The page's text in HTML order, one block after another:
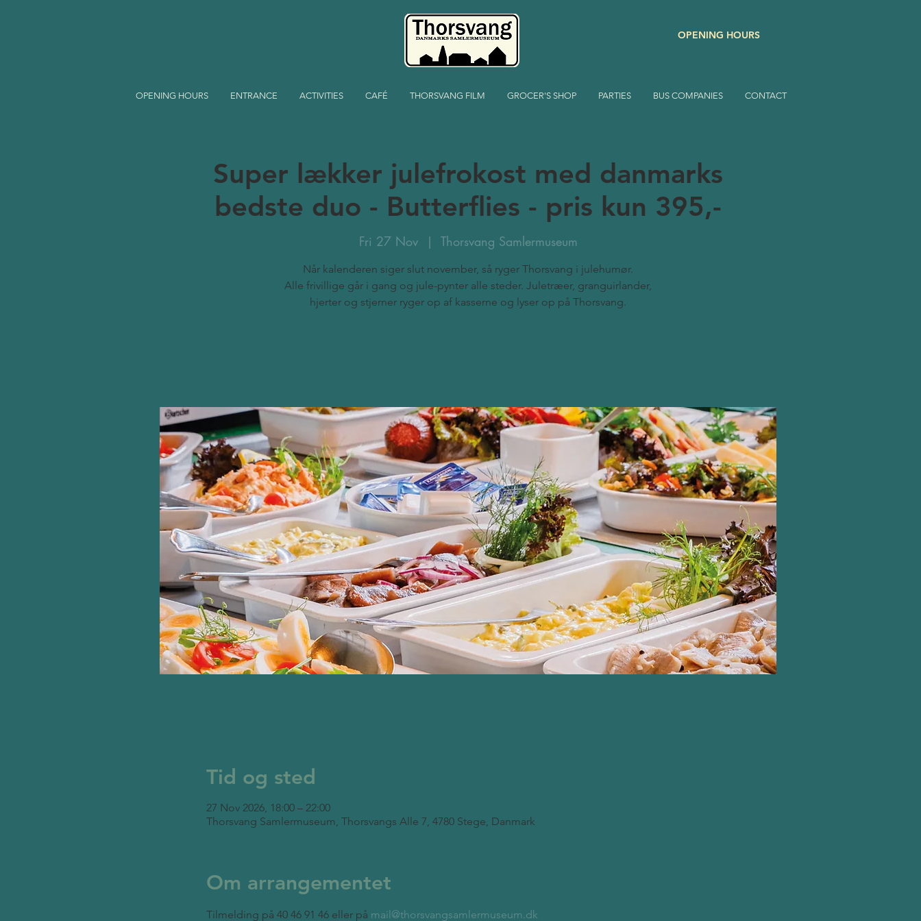
OPENING HOURS
OPENING HOURS ENTRANCE ACTIVITIES CAFÉ THORSVANG FILM GROCER'S SHOP PARTIES BUS COMPANIES CONTACT
Super lækker julefrokost med danmarks
bedste duo - Butterflies - pris kun 395,-
Fri 27 Nov
  |
Thorsvang Samlermuseum
Når kalenderen siger slut november, så ryger Thorsvang i julehumør.
Alle frivillige går i gang og jule-pynter alle steder. Juletræer, granguirlander,
hjerter og stjerner ryger op af kasserne og lyser op på Thorsvang.
Tid og sted
27 Nov 2026, 18:00 – 22:00
Thorsvang Samlermuseum, Thorsvangs Alle 7, 4780 Stege, Danmark
Om arrangementet
Tilmelding på 40 46 91 46 eller på mail@thorsvangsamlermuseum.dk